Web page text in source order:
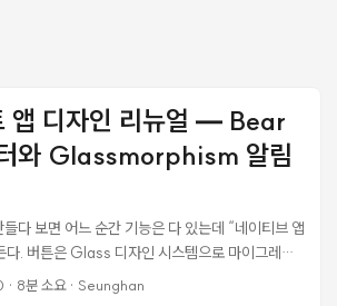
앱 디자인 리뉴얼 — Bear
와 Glassmorphism 알림
다 보면 어느 순간 기능은 다 있는데 “네이티브 앱
다. 버튼은 Glass 디자인 시스템으로 마이그레이
면과 알림 히스토리는 초기 Material3 코드 그
· 8분 소요· Seunghan